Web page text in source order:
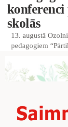
skolās
13. augustā
pedagogiem